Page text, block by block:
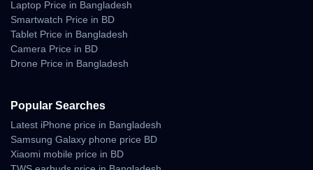
Laptop Price in Bangladesh
Smartwatch Price in BD
Tablet Price in Bangladesh
Camera Price in BD
Drone Price in Bangladesh
Popular Searches
Latest iPhone price in Bangladesh
Samsung Galaxy phone price BD
Xiaomi mobile price in BD